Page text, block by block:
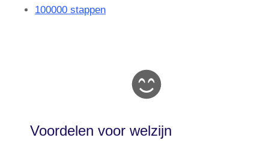
100000 stappen
Voordelen voor welzijn